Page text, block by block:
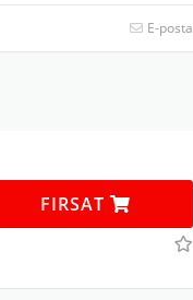
E-posta
FIRSAT